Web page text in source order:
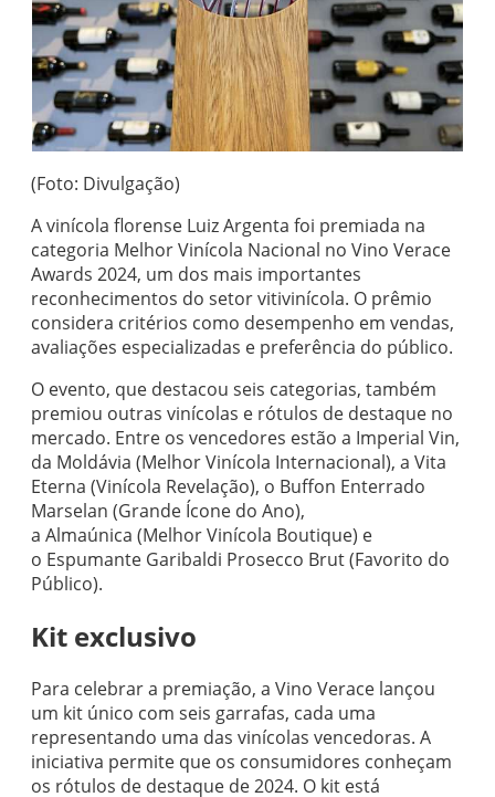
(Foto: Divulgação)
A vinícola florense Luiz Argenta foi premiada na
categoria Melhor Vinícola Nacional no Vino Verace
Awards 2024, um dos mais importantes
reconhecimentos do setor vitivinícola. O prêmio
considera critérios como desempenho em vendas,
avaliações especializadas e preferência do público.
O evento, que destacou seis categorias, também
premiou outras vinícolas e rótulos de destaque no
mercado. Entre os vencedores estão a Imperial Vin,
da Moldávia (Melhor Vinícola Internacional), a Vita
Eterna (Vinícola Revelação), o Buffon Enterrado
Marselan (Grande Ícone do Ano),
a Almaúnica (Melhor Vinícola Boutique) e
o Espumante Garibaldi Prosecco Brut (Favorito do
Público).
Kit exclusivo
Para celebrar a premiação, a Vino Verace lançou
um kit único com seis garrafas, cada uma
representando uma das vinícolas vencedoras. A
iniciativa permite que os consumidores conheçam
os rótulos de destaque de 2024. O kit está